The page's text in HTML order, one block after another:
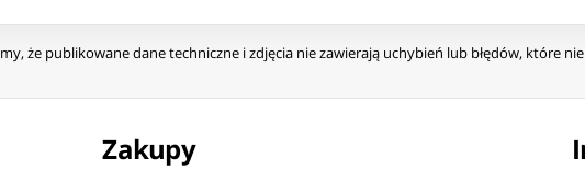
że publikowane dane techniczne i zdjęcia nie zawierają uchybień lub błędów, które
Zakupy